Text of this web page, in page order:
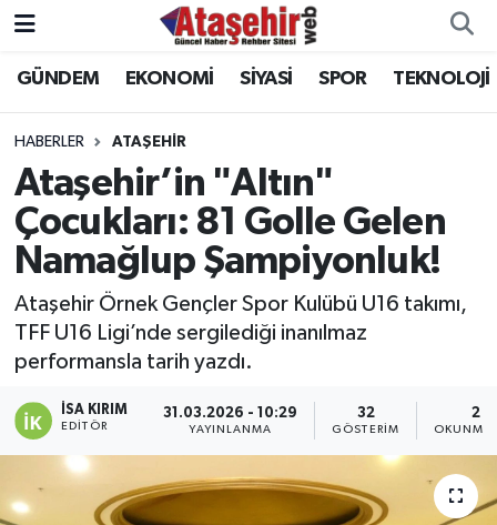
GÜNDEM EKONOMİ SİYASİ SPOR TEKNOLOJİ
HABERLER ATAŞEHİR
Ataşehir’in "Altın"
Çocukları: 81 Golle Gelen
Namağlup Şampiyonluk!
Ataşehir Örnek Gençler Spor Kulübü U16 takımı,
TFF U16 Ligi’nde sergilediği inanılmaz
performansla tarih yazdı.
İSA KIRIM
EDITÖR
31.03.2026 - 10:29
YAYINLANMA
32
GÖSTERIM
2
OKUNMA
Hava Durumu
Trafik Durumu
Süper Lig Puan Durumu ve Fikstür
Tüm Manşetler
Son Dakika Haberleri
Haber Arşivi